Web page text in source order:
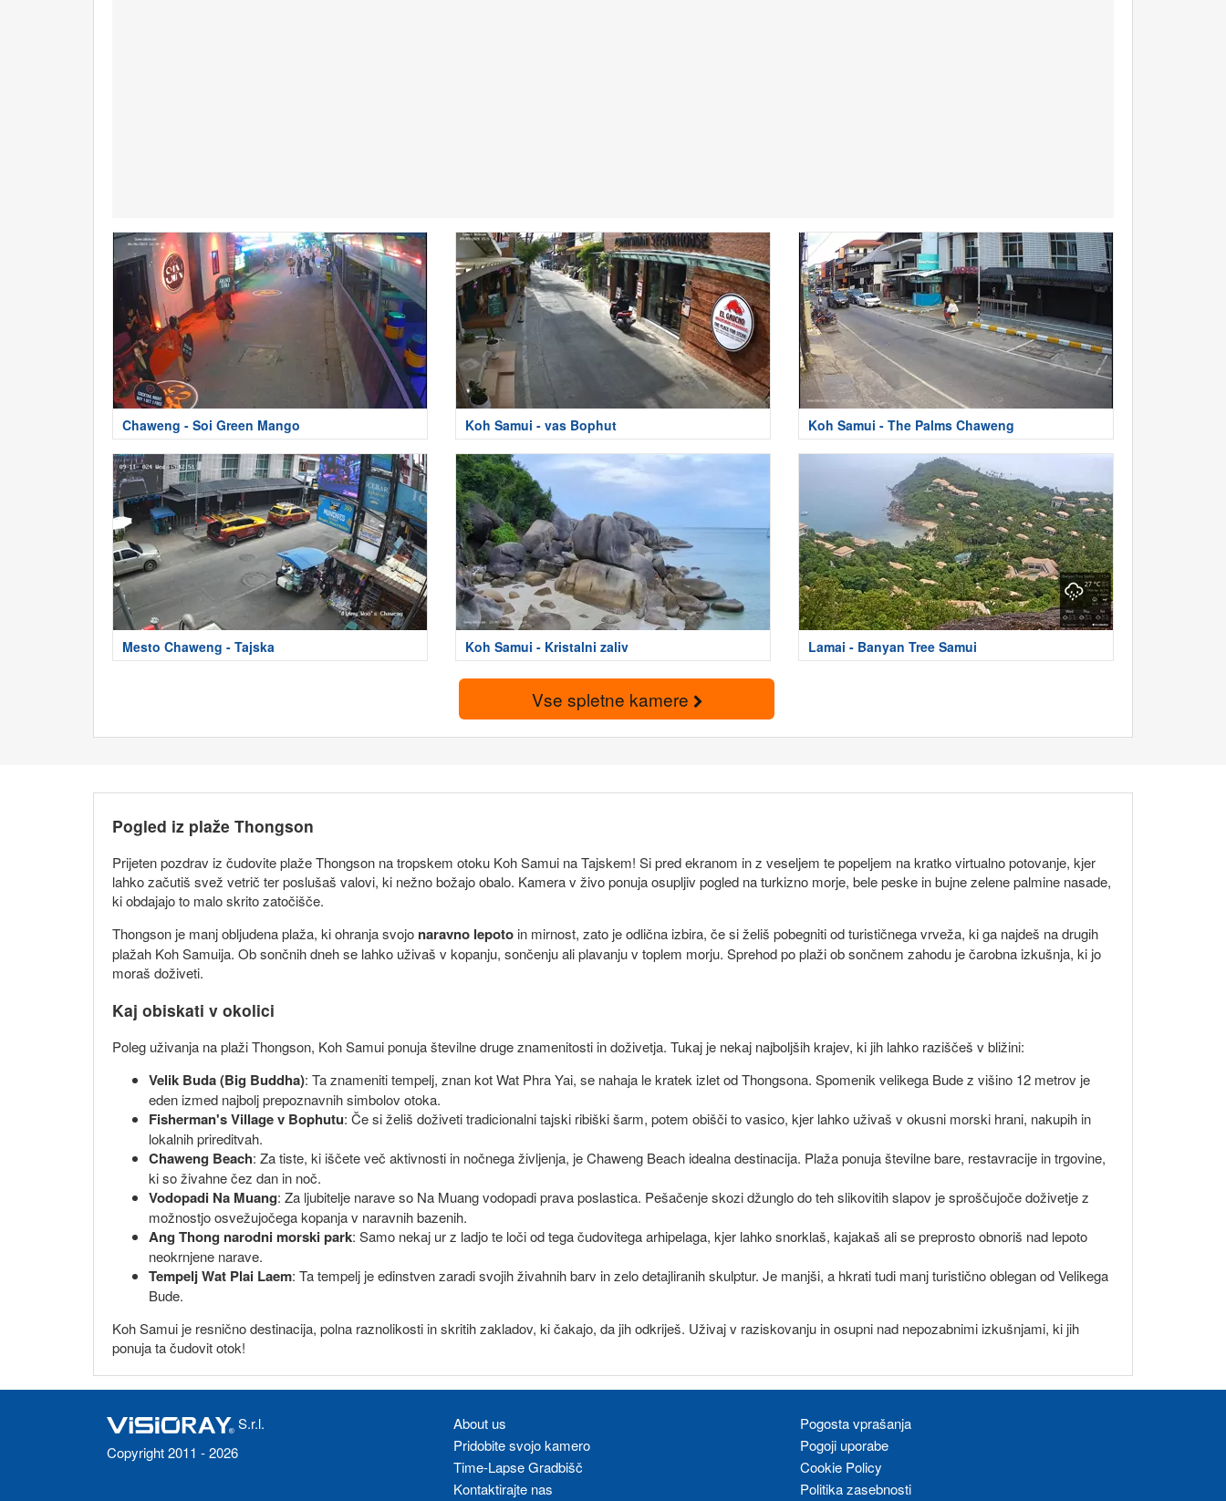
Chaweng - Soi Green Mango Koh Samui - vas Bophut Koh Samui - The Palms Chaweng
Mesto Chaweng - Tajska Koh Samui - Kristalni zaliv Lamai - Banyan Tree Samui
Vse spletne kamere
Pogled iz plaže Thongson
Prijeten pozdrav iz čudovite plaže Thongson na tropskem otoku Koh Samui na Tajskem! Si pred ekranom in z veseljem te popeljem na kratko virtualno potovanje, kjer
lahko začutiš svež vetrič ter poslušaš valovi, ki nežno božajo obalo. Kamera v živo ponuja osupljiv pogled na turkizno morje, bele peske in bujne zelene palmine nasade,
ki obdajajo to malo skrito zatočišče.
Thongson je manj obljudena plaža, ki ohranja svojo naravno lepoto in mirnost, zato je odlična izbira, če si želiš pobegniti od turističnega vrveža, ki ga najdeš na drugih
plažah Koh Samuija. Ob sončnih dneh se lahko uživaš v kopanju, sončenju ali plavanju v toplem morju. Sprehod po plaži ob sončnem zahodu je čarobna izkušnja, ki jo
moraš doživeti.
Kaj obiskati v okolici
Poleg uživanja na plaži Thongson, Koh Samui ponuja številne druge znamenitosti in doživetja. Tukaj je nekaj najboljših krajev, ki jih lahko raziščeš v bližini:
Velik Buda (Big Buddha): Ta znameniti tempelj, znan kot Wat Phra Yai, se nahaja le kratek izlet od Thongsona. Spomenik velikega Bude z višino 12 metrov je
eden izmed najbolj prepoznavnih simbolov otoka.
Fisherman's Village v Bophutu: Če si želiš doživeti tradicionalni tajski ribiški šarm, potem obišči to vasico, kjer lahko uživaš v okusni morski hrani, nakupih in
lokalnih prireditvah.
Chaweng Beach: Za tiste, ki iščete več aktivnosti in nočnega življenja, je Chaweng Beach idealna destinacija. Plaža ponuja številne bare, restavracije in trgovine,
ki so živahne čez dan in noč.
Vodopadi Na Muang: Za ljubitelje narave so Na Muang vodopadi prava poslastica. Pešačenje skozi džunglo do teh slikovitih slapov je sproščujoče doživetje z
možnostjo osvežujočega kopanja v naravnih bazenih.
Ang Thong narodni morski park: Samo nekaj ur z ladjo te loči od tega čudovitega arhipelaga, kjer lahko snorklaš, kajakaš ali se preprosto obnoriš nad lepoto
neokrnjene narave.
Tempelj Wat Plai Laem: Ta tempelj je edinstven zaradi svojih živahnih barv in zelo detajliranih skulptur. Je manjši, a hkrati tudi manj turistično oblegan od Velikega
Bude.
Koh Samui je resnično destinacija, polna raznolikosti in skritih zakladov, ki čakajo, da jih odkriješ. Uživaj v raziskovanju in osupni nad nepozabnimi izkušnjami, ki jih
ponuja ta čudovit otok!
S.r.l.
Copyright 2011 - 2026
About us
Pridobite svojo kamero
Time-Lapse Gradbišč
Kontaktirajte nas
Pogosta vprašanja
Pogoji uporabe
Cookie Policy
Politika zasebnosti